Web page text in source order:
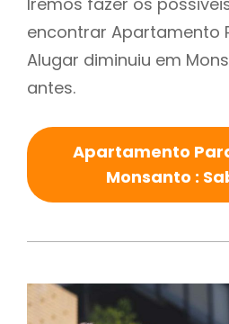
encontrar Apartamento
Alugar diminuiu em
antes.
Apartamento
Monsanto :